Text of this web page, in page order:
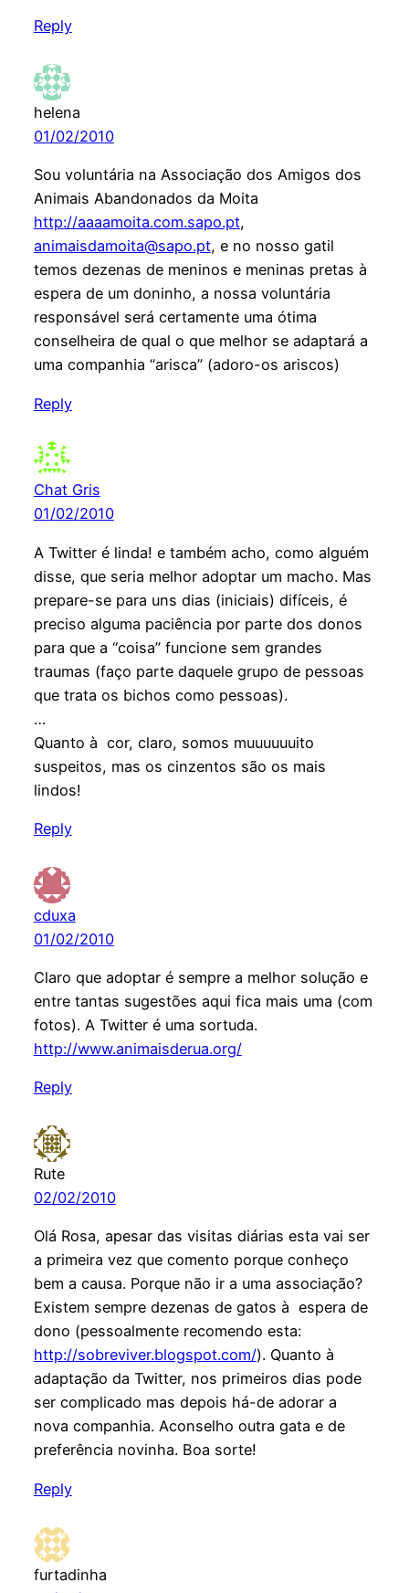
Reply
helena
01/02/2010
Sou voluntária na Associação dos Amigos dos
Animais Abandonados da Moita
http://aaaamoita.com.sapo.pt,
animaisdamoita@sapo.pt, e no nosso gatil
temos dezenas de meninos e meninas pretas à
espera de um doninho, a nossa voluntária
responsável será certamente uma ótima
conselheira de qual o que melhor se adaptará a
uma companhia “arisca” (adoro-os ariscos)
Reply
Chat Gris
01/02/2010
A Twitter é linda! e também acho, como alguém
disse, que seria melhor adoptar um macho. Mas
prepare-se para uns dias (iniciais) difíceis, é
preciso alguma paciência por parte dos donos
para que a “coisa” funcione sem grandes
traumas (faço parte daquele grupo de pessoas
que trata os bichos como pessoas).
…
Quanto à cor, claro, somos muuuuuuito
suspeitos, mas os cinzentos são os mais
lindos!
Reply
cduxa
01/02/2010
Claro que adoptar é sempre a melhor solução e
entre tantas sugestões aqui fica mais uma (com
fotos). A Twitter é uma sortuda.
http://www.animaisderua.org/
Reply
Rute
02/02/2010
Olá Rosa, apesar das visitas diárias esta vai ser
a primeira vez que comento porque conheço
bem a causa. Porque não ir a uma associação?
Existem sempre dezenas de gatos à espera de
dono (pessoalmente recomendo esta:
http://sobreviver.blogspot.com/). Quanto à
adaptação da Twitter, nos primeiros dias pode
ser complicado mas depois há-de adorar a
nova companhia. Aconselho outra gata e de
preferência novinha. Boa sorte!
Reply
furtadinha